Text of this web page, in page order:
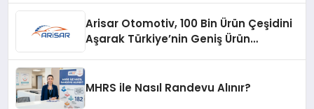
Arisar Otomotiv, 100 Bin Ürün Çeşidini
Aşarak Türkiye’nin Geniş Ürün
MHRS ile Nasıl Randevu Alınır?